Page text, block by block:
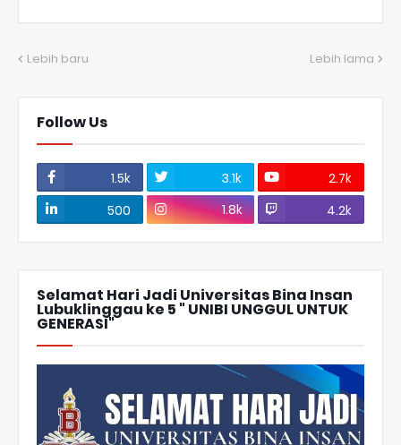
Lebih baru Lebih lama
Follow Us
1.5k 3.1k
2.7k
500
1.8k 4.2k
Selamat Hari Jadi Universitas Bina Insan
Lubuklinggau ke 5 " UNIBI UNGGUL UNTUK
GENERASI"